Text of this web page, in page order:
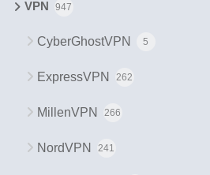
VPN 947
CyberGhostVPN 5
ExpressVPN 262
MillenVPN 266
NordVPN 241